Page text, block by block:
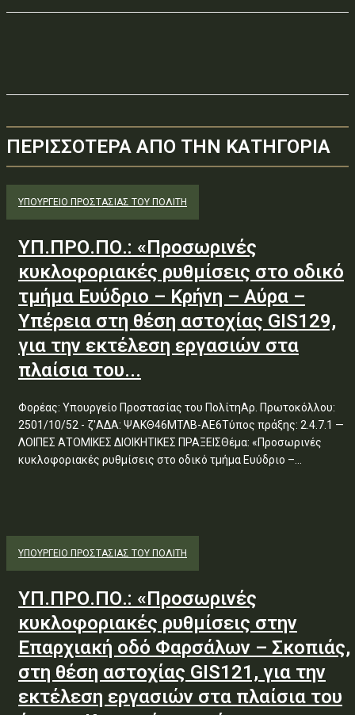
ΠΕΡΙΣΣΟΤΕΡΑ ΑΠΟ ΤΗΝ ΚΑΤΗΓΟΡΙΑ
ΥΠΟΥΡΓΕΊΟ ΠΡΟΣΤΑΣΊΑΣ ΤΟΥ ΠΟΛΊΤΗ
ΥΠ.ΠΡΟ.ΠΟ.: «Προσωρινές
κυκλοφοριακές ρυθμίσεις στο οδικό
τμήμα Ευύδριο – Κρήνη – Αύρα –
Υπέρεια στη θέση αστοχίας GIS129,
για την εκτέλεση εργασιών στα
πλαίσια του...
Φορέας: Υπουργείο Προστασίας του ΠολίτηΑρ. Πρωτοκόλλου:
2501/10/52 - ζ'ΑΔΑ: ΨΑΚΘ46ΜΤΛΒ-ΑΕ6Τύπος πράξης: 2.4.7.1 —
ΛΟΙΠΕΣ ΑΤΟΜΙΚΕΣ ΔΙΟΙΚΗΤΙΚΕΣ ΠΡΑΞΕΙΣΘέμα: «Προσωρινές
κυκλοφοριακές ρυθμίσεις στο οδικό τμήμα Ευύδριο –...
ΥΠΟΥΡΓΕΊΟ ΠΡΟΣΤΑΣΊΑΣ ΤΟΥ ΠΟΛΊΤΗ
ΥΠ.ΠΡΟ.ΠΟ.: «Προσωρινές
κυκλοφοριακές ρυθμίσεις στην
Επαρχιακή οδό Φαρσάλων – Σκοπιάς,
στη θέση αστοχίας GIS121, για την
εκτέλεση εργασιών στα πλαίσια του